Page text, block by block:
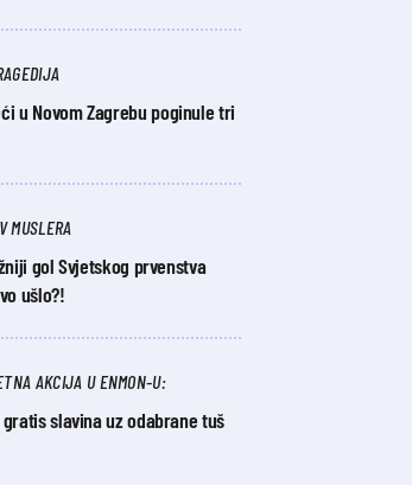
u Novom Zagrebu poginule tri
MUSLERA
gol Svjetskog prvenstva
ušlo?!
AKCIJA U ENMON-U:
slavina uz odabrane tuš